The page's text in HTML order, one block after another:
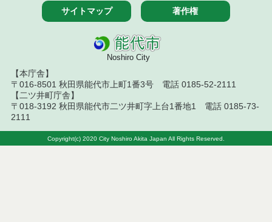
令和５年５月分
令和５年４月分
令和５年３月分
令和５年２月分
令和４年１２月分
サイトマップ 著作権
Noshiro City
【本庁舎】
〒016-8501 秋田県能代市上町1番3号 電話 0185-52-2111
【二ツ井町庁舎】
〒018-3192 秋田県能代市二ツ井町字上台1番地1 電話 0185-73-
2111
Copyright(c) 2020 City Noshiro Akita Japan All Rights Reserved.